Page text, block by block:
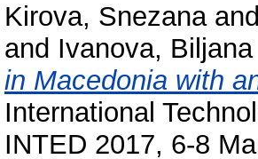
Kirova, Snezanaand
and Ivanova, Biljana
in Мacedonia with
International
INTED 2017, 6-8